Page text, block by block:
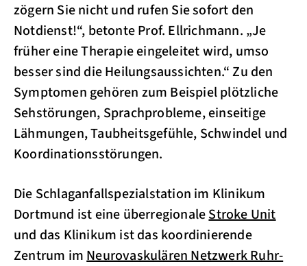
zögern Sie nicht und rufen Sie sofort den
Notdienst!“, betonte Prof. Ellrichmann. „Je
früher eine Therapie eingeleitet wird, umso
besser sind die Heilungsaussichten.“ Zu den
Symptomen gehören zum Beispiel plötzliche
Sehstörungen, Sprachprobleme, einseitige
Lähmungen, Taubheitsgefühle, Schwindel und
Koordinationsstörungen.
Die Schlaganfallspezialstation im Klinikum
Dortmund ist eine überregionaleStroke Unit
und das Klinikum ist das koordinierende
Zentrum imNeurovaskulären Netzwerk Ruhr-